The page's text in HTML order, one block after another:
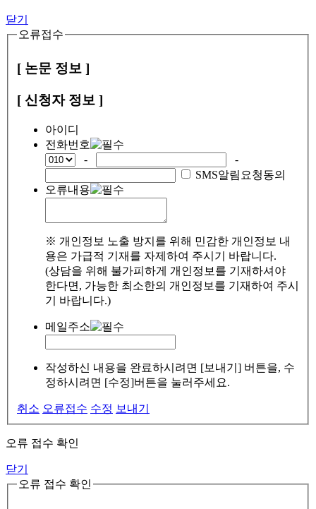
닫기
오류접수
[ 논문 정보 ]
[ 신청자 정보 ]
아이디
전화번호
-
-
SMS알림요청동의
오류내용
※ 개인정보 노출 방지를 위해 민감한 개인정보 내
용은 가급적 기재를 자제하여 주시기 바랍니다.
(상담을 위해 불가피하게 개인정보를 기재하셔야
한다면, 가능한 최소한의 개인정보를 기재하여 주시
기 바랍니다.)
메일주소
작성하신 내용을 완료하시려면 [보내기] 버튼을, 수
정하시려면 [수정]버튼을 눌러주세요.
취소 오류접수 수정 보내기
오류 접수 확인
닫기
오류 접수 확인